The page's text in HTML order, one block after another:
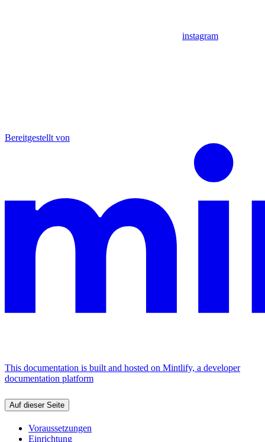
instagram
Bereitgestellt von
This documentation is built and hosted on Mintlify, a developer
documentation platform
Auf dieser Seite
Voraussetzungen
Einrichtung